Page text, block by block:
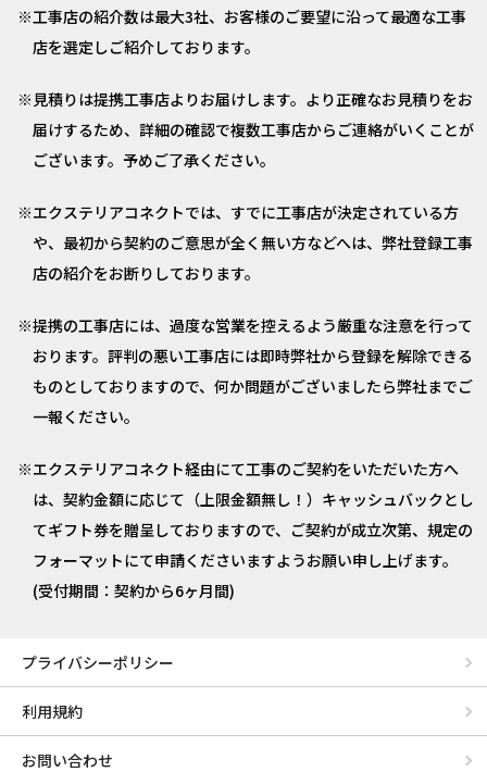
工事店の紹介数は最大3社、お客様のご要望に沿って最適な工事
店を選定しご紹介しております。
見積りは提携工事店よりお届けします。より正確なお見積りをお
届けするため、詳細の確認で複数工事店からご連絡がいくことが
ございます。予めご了承ください。
エクステリアコネクトでは、すでに工事店が決定されている方
や、最初から契約のご意思が全く無い方などへは、弊社登録工事
店の紹介をお断りしております。
提携の工事店には、過度な営業を控えるよう厳重な注意を行って
おります。評判の悪い工事店には即時弊社から登録を解除できる
ものとしておりますので、何か問題がございましたら弊社までご
一報ください。
エクステリアコネクト経由にて工事のご契約をいただいた方へ
は、契約金額に応じて（上限金額無し！）キャッシュバックとし
てギフト券を贈呈しておりますので、ご契約が成立次第、規定の
フォーマットにて申請くださいますようお願い申し上げます。
(受付期間：契約から6ヶ月間)
プライバシーポリシー
利用規約
お問い合わせ